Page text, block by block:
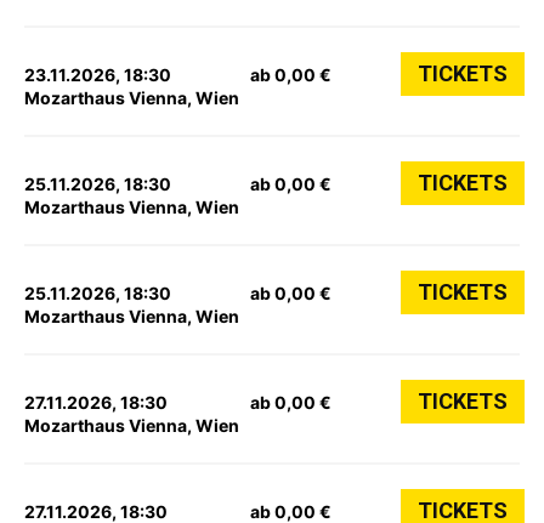
23.11.2026, 18:30
Mozarthaus Vienna, Wien
ab 0,00 € TICKETS
25.11.2026, 18:30
Mozarthaus Vienna, Wien
ab 0,00 € TICKETS
25.11.2026, 18:30
Mozarthaus Vienna, Wien
ab 0,00 € TICKETS
27.11.2026, 18:30
Mozarthaus Vienna, Wien
ab 0,00 € TICKETS
27.11.2026, 18:30 ab 0,00 € TICKETS